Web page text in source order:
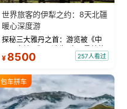
世界旅客的伊犁之约：8天北疆
暖心深度游
探秘三大雅丹之首：游览被《中
国国家地理》评选为“中国最美的
三大雅丹”第一名的克拉玛依魔鬼
瓦人最大村落——禾木村，欣赏
晨雾与小木...
¥ 8500 257人看过
包车拼车